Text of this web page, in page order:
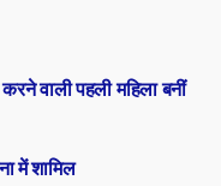
में शामिल
वाली पहली महिला बनीं